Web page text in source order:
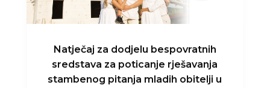
Natječaj za dodjelu bespovratnih
sredstava za poticanje rješavanja
stambenog pitanja mladih obitelji u